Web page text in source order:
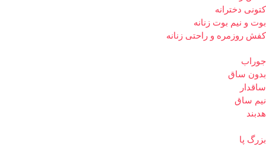
کتونی دخترانه
بوت و نیم بوت زنانه
کفش روزمره و راحتی زنانه
جوراب
بدون ساق
ساقدار
نیم ساق
هدبند
بزرگ پا